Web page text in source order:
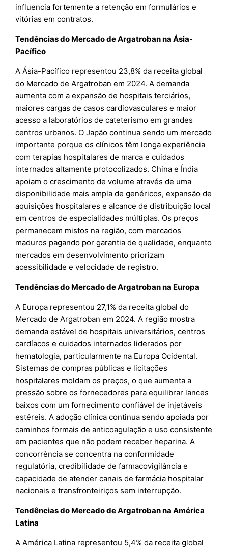
influencia fortemente a retenção em formulários e
vitórias em contratos.
Tendências do Mercado de Argatroban na Ásia-
Pacífico
A Ásia-Pacífico representou 23,8% da receita global
do Mercado de Argatroban em 2024. A demanda
aumenta com a expansão de hospitais terciários,
maiores cargas de casos cardiovasculares e maior
acesso a laboratórios de cateterismo em grandes
centros urbanos. O Japão continua sendo um mercado
importante porque os clínicos têm longa experiência
com terapias hospitalares de marca e cuidados
internados altamente protocolizados. China e Índia
apoiam o crescimento de volume através de uma
disponibilidade mais ampla de genéricos, expansão de
aquisições hospitalares e alcance de distribuição local
em centros de especialidades múltiplas. Os preços
permanecem mistos na região, com mercados
maduros pagando por garantia de qualidade, enquanto
mercados em desenvolvimento priorizam
acessibilidade e velocidade de registro.
Tendências do Mercado de Argatroban na Europa
A Europa representou 27,1% da receita global do
Mercado de Argatroban em 2024. A região mostra
demanda estável de hospitais universitários, centros
cardíacos e cuidados internados liderados por
hematologia, particularmente na Europa Ocidental.
Sistemas de compras públicas e licitações
hospitalares moldam os preços, o que aumenta a
pressão sobre os fornecedores para equilibrar lances
baixos com um fornecimento confiável de injetáveis
estéreis. A adoção clínica continua sendo apoiada por
caminhos formais de anticoagulação e uso consistente
em pacientes que não podem receber heparina. A
concorrência se concentra na conformidade
regulatória, credibilidade de farmacovigilância e
capacidade de atender canais de farmácia hospitalar
nacionais e transfronteiriços sem interrupção.
Tendências do Mercado de Argatroban na América
Latina
A América Latina representou 5,4% da receita global